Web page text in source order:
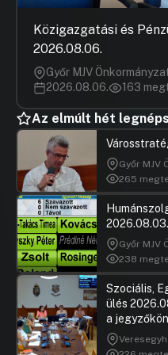
21.Javaslat a Budapest
Tervező Kft. alapító
KGY/2020/37/E021
22.Javaslat a Thália
törzstőkéjének ingóságok
történő megemelésére -
UGRÁS A
23.Javaslat a Budapest XI.
ú út ingatlan
ellátás elősegítése
átruházására a XI. Kerületi
javára - KGY/2020/37/E023
UGRÁS A
24.Javaslat a Budapest II.
Közigazgatási és
2026.08.06.
Győr MJV
2026.08.06.
163
Az elmúlt hét
Győr MJV
265
2026.08.03.
Győr MJV
238
Szociális,
ülés
a